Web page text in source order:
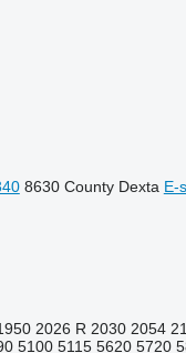
8630 County Dexta E-
2026 R 2030 2054
5100 5115 5620 5720